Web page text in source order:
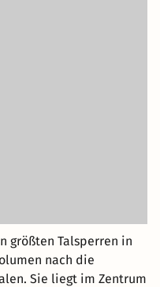
größten Talsperren in
nach die
Sie liegt im Zentrum